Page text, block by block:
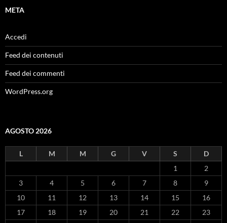
META
Accedi
Feed dei contenuti
Feed dei commenti
WordPress.org
AGOSTO 2026
L M M G V S
D
1
2
3
4 5 6 7 8
9
10
11 12 13 14 15
16
17
18 19 20 21 22
23